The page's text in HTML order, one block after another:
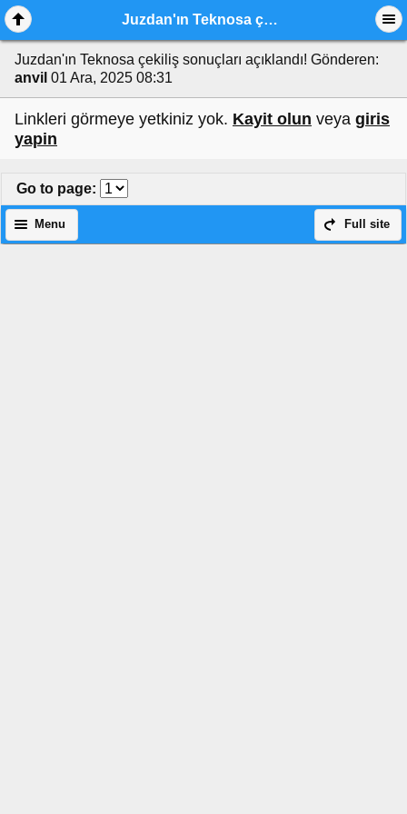
Juzdan'ın Teknosa çekiliş sonuçları açıklandı!
Juzdan'ın Teknosa çekiliş sonuçları açıklandı! Gönderen:
anvil 01 Ara, 2025 08:31
Linkleri görmeye yetkiniz yok. Kayit olun veya giris
yapin
Go to page:
Full site
Menu